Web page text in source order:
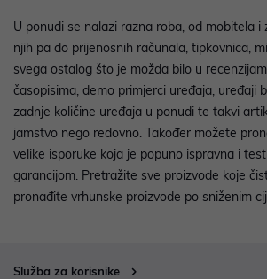
U ponudi se nalazi razna roba, od mobitela
njih pa do prijenosnih računala, tipkovnica,
svega ostalog što je možda bilo u
časopisima, demo primjerci uređaja, uređaji
zadnje količine uređaja u ponudi te takvi
jamstvo nego redovno. Također možete
velike isporuke koja je popuno ispravna i
garancijom. Pretražite sve proizvode koje
pronađite vrhunske proizvode po sniženim
Služba za korisnike